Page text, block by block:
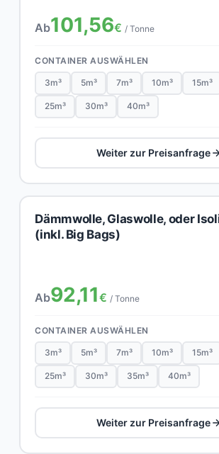
Ab101,56€ / Tonne
CONTAINER AUSWÄHLEN
3m³ 5m³ 7m³ 10m³ 15m³
25m³ 30m³ 40m³
Weiter zur Preisanfrage
Dämmwolle, Glaswolle, oder
(inkl. Big Bags)
Ab92,11€ / Tonne
CONTAINER AUSWÄHLEN
3m³ 5m³ 7m³ 10m³ 15m³
25m³ 30m³ 35m³ 40m³
Weiter zur Preisanfrage